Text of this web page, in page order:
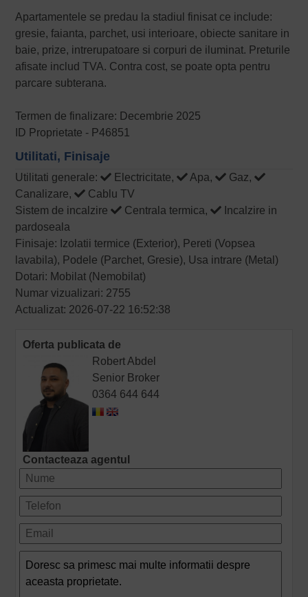
Apartamentele se predau la stadiul finisat ce include:
gresie, faianta, parchet, usi interioare, obiecte sanitare in
baie, prize, intrerupatoare si corpuri de iluminat. Preturile
afisate includ TVA. Contra cost, se poate opta pentru
parcare subterana.
Termen de finalizare: Decembrie 2025
ID Proprietate - P46851
Utilitati, Finisaje
Utilitati generale: Electricitate, Apa,
Gaz,
Canalizare,
Cablu TV
Sistem de incalzire
Centrala termica,
Incalzire in
pardoseala
Finisaje: Izolatii termice (Exterior), Pereti (Vopsea
lavabila), Podele (Parchet, Gresie), Usa intrare (Metal)
Dotari: Mobilat (Nemobilat)
Numar vizualizari: 2755
Actualizat: 2026-07-22 16:52:38
Oferta publicata de
Robert Abdel
Senior Broker
0364 644 644
Contacteaza agentul